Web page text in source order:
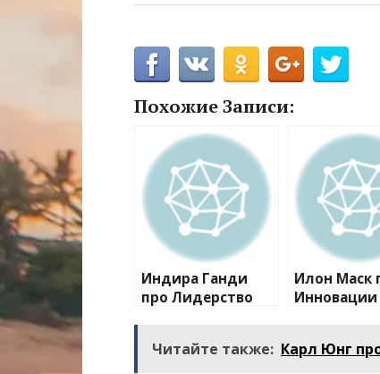
Похожие Записи:
Индира Ганди
про Лидерство
Илон Маск
Инновации
Читайте также: Карл Юнг